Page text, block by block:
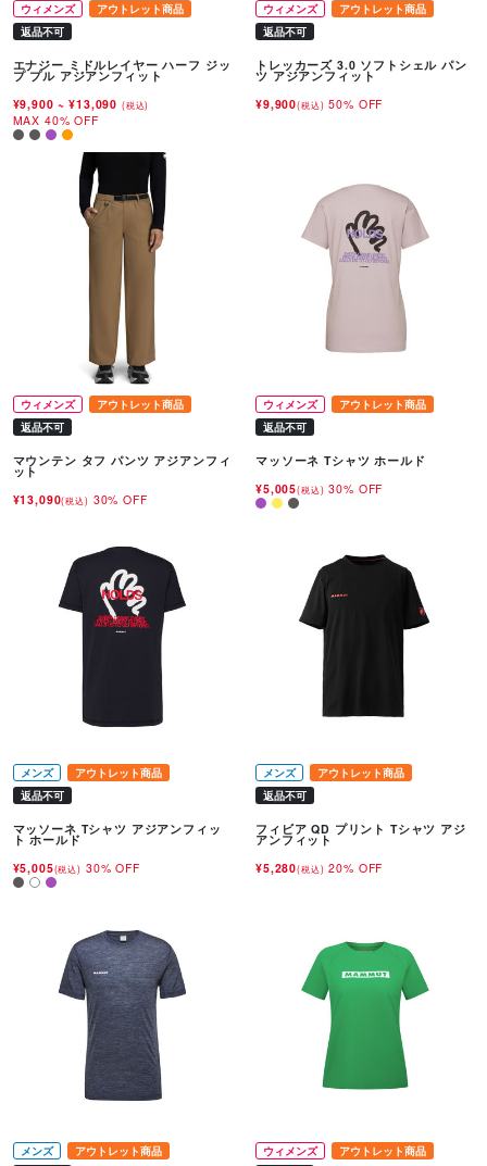
ウィメンズ
アウトレット商品
返品不可
エナジー ミドルレイヤー ハーフ ジッ
プ プル アジアンフィット
¥9,900~ ¥13,090 (税込)
MAX 40% OFF
ウィメンズ
アウトレット商品
返品不可
トレッカーズ 3.0 ソフトシェル パン
ツ アジアンフィット
¥9,900(税込) 50% OFF
ウィメンズ
アウトレット商品
返品不可
マウンテン タフ パンツ アジアンフィ
ット
¥13,090(税込) 30% OFF
ウィメンズ
アウトレット商品
返品不可
マッソーネ Tシャツ ホールド
¥5,005(税込) 30% OFF
メンズ
アウトレット商品
返品不可
マッソーネ Tシャツ アジアンフィッ
ト ホールド
¥5,005(税込) 30% OFF
メンズ
アウトレット商品
返品不可
フィビア QD プリント Tシャツ アジ
アンフィット
¥5,280(税込) 20% OFF
メンズ アウトレット商品 ウィメンズ アウトレット商品